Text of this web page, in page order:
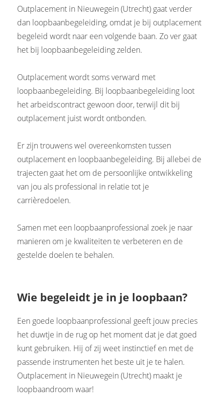
Outplacement in Nieuwegein (Utrecht) gaat verder
dan loopbaanbegeleiding, omdat je bij outplacement
begeleid wordt naar een volgende baan. Zo ver gaat
het bij loopbaanbegeleiding zelden.
Outplacement wordt soms verward met
loopbaanbegeleiding. Bij loopbaanbegeleiding loot
het arbeidscontract gewoon door, terwijl dit bij
outplacement juist wordt ontbonden.
Er zijn trouwens wel overeenkomsten tussen
outplacement en loopbaanbegeleiding. Bij allebei de
trajecten gaat het om de persoonlijke ontwikkeling
van jou als professional in relatie tot je
carrièredoelen.
Samen met een loopbaanprofessional zoek je naar
manieren om je kwaliteiten te verbeteren en de
gestelde doelen te behalen.
Wie begeleidt je in je loopbaan?
Een goede loopbaanprofessional geeft jouw precies
het duwtje in de rug op het moment dat je dat goed
kunt gebruiken. Hij of zij weet instinctief en met de
passende instrumenten het beste uit je te halen.
Outplacement in Nieuwegein (Utrecht) maakt je
loopbaandroom waar!